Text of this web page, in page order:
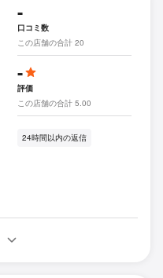
-
口コミ数
この店舗の合計 20
-
評価
この店舗の合計 5.00
24時間以内の返信